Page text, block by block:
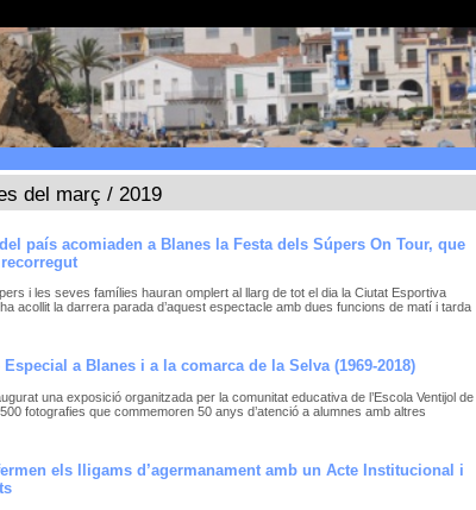
del març / 2019
país acomiaden a Blanes la Festa dels Súpers On Tour, que
i les seves famílies hauran omplert al llarg de tot el dia la Ciutat Esportiva
acollit la darrera parada d’aquest espectacle amb dues funcions de matí i tarda
Especial a Blanes i a la comarca de la Selva (1969-2018)
una exposició organitzada per la comunitat educativa de l’Escola Ventijol de
fotografies que commemoren 50 anys d’atenció a alumnes amb altres
els lligams d’agermanament amb un Acte Institucional i